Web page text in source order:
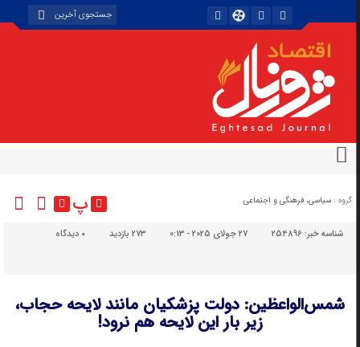
گروه : سیاسی، فرهنگی و اجتماعی پ
شناسه خبر:254896 27 جولای 2025 - 0:13 273 بازدید دیدگاه
شمس‌الواعظین: دولت پزشکیان مانند لایحه حجاب،
زیر بار این لایحه هم نرود!